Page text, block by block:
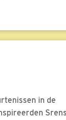
in de